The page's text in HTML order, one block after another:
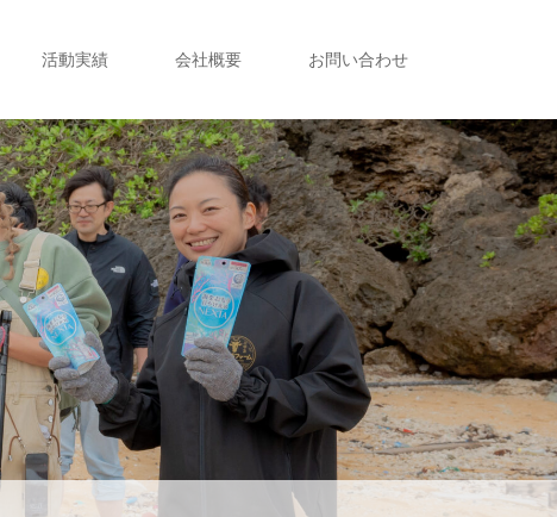
活動実績 会社概要 お問い合わせ